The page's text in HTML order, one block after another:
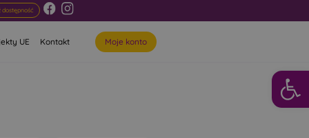
dostępność
UE Kontakt Moje konto